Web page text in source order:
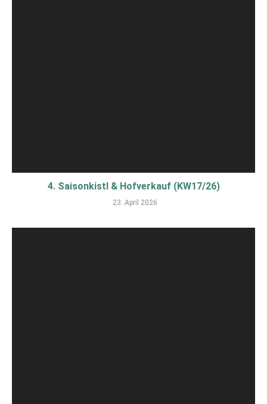
4. Saisonkistl & Hofverkauf (KW17/26)
23. April 2026